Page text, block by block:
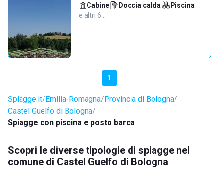
Cabine· Doccia calda· Piscina·
e altri 6…
1
Spiagge.it Emilia-Romagna Provincia di Bologna
Castel Guelfo di Bologna
Spiagge con piscina e posto barca
Scopri le diverse tipologie di spiagge nel
comune di Castel Guelfo di Bologna